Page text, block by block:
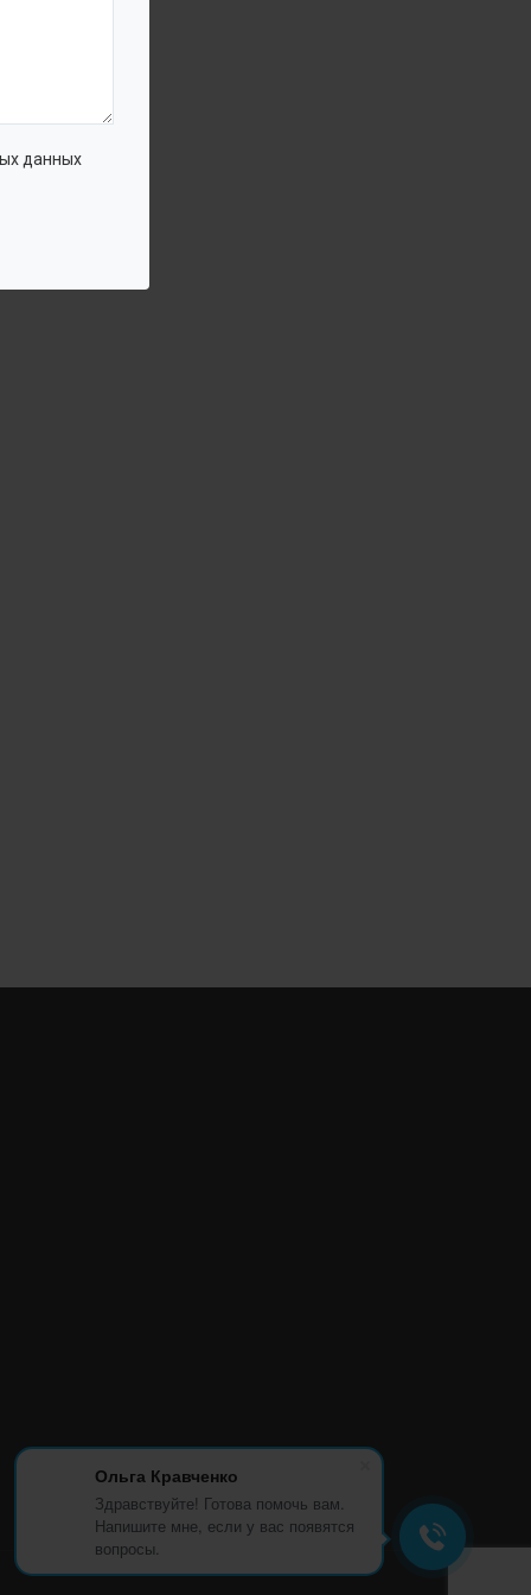
данных
Ольга Кравченко
Здравствуйте! Готова помочь вам.
Напишите мне, если у вас появятся
вопросы.